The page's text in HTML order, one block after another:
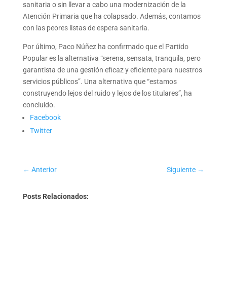
sanitaria o sin llevar a cabo una modernización de la
Atención Primaria que ha colapsado. Además, contamos
con las peores listas de espera sanitaria.
Por último, Paco Núñez ha confirmado que el Partido
Popular es la alternativa “serena, sensata, tranquila, pero
garantista de una gestión eficaz y eficiente para nuestros
servicios públicos”. Una alternativa que “estamos
construyendo lejos del ruido y lejos de los titulares”, ha
concluido.
Facebook
Twitter
← Anterior Siguiente →
Posts Relacionados: